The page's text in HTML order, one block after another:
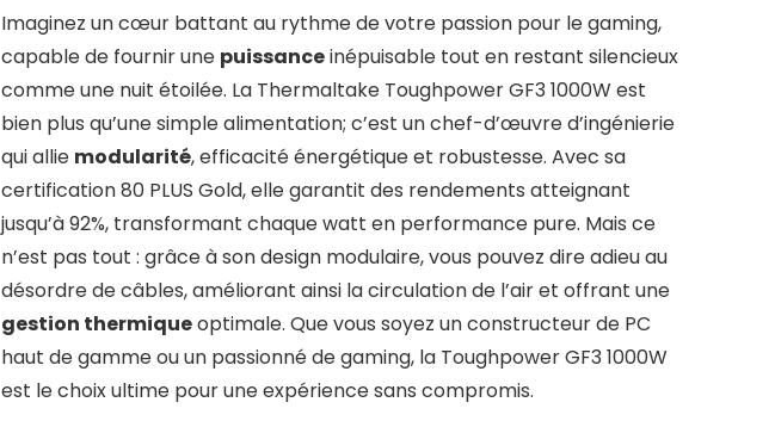
Imaginez un cœur battant au rythme de votre passion pour le gaming,
capable de fournir une puissanceinépuisable tout en restant silencieux
comme une nuit étoilée. La Thermaltake Toughpower GF3 1000W est
bien plus qu’une simple alimentation; c’est un chef-d’œuvre d’ingénierie
qui allie modularité, efficacité énergétique et robustesse. Avec sa
certification 80 PLUS Gold, elle garantit des rendements atteignant
jusqu’à 92%, transformant chaque watt en performance pure. Mais ce
n’est pas tout : grâce à son design modulaire, vous pouvez dire adieu au
désordre de câbles, améliorant ainsi la circulation de l’air et offrant une
gestion thermiqueoptimale. Que vous soyez un constructeur de PC
haut de gamme ou un passionné de gaming, la Toughpower GF3 1000W
est le choix ultime pour une expérience sans compromis.